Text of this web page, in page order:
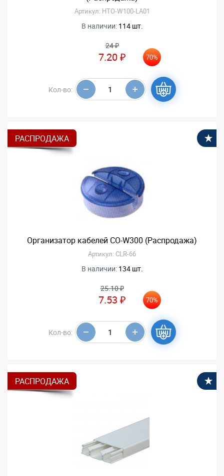
Артикул: HTO-W100-LA01
В наличии: 114 шт.
24 ₽
7.20 ₽ 70%
Кол-во:
РАСПРОДАЖА
Организатор кабелей CO-W300 (Распродажа)
Артикул: CLR-66
В наличии: 134 шт.
25.10 ₽
7.53 ₽ 70%
Кол-во:
РАСПРОДАЖА